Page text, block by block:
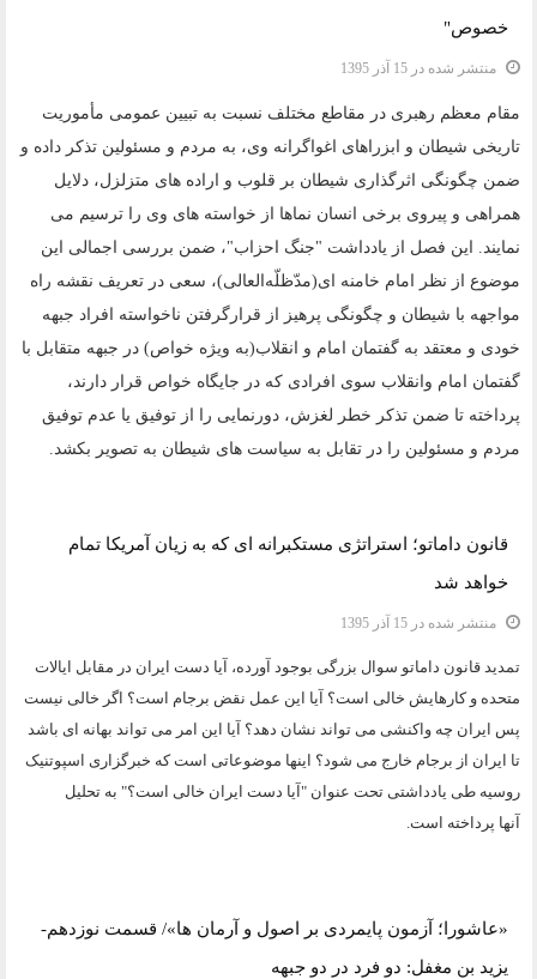
خصوص"
منتشر شده در 15 آذر 1395
مقام معظم رهبری در مقاطع مختلف نسبت به تبیین عمومی مأموریت
تاریخی شیطان و ابزراهای اغواگرانه وی، به مردم و مسئولین تذکر داده و
ضمن چگونگی اثرگذاری شیطان بر قلوب و اراده های متزلزل، دلایل
همراهی و پیروی برخی انسان نماها از خواسته های وی را ترسیم می
نمایند. این فصل از یادداشت "جنگ احزاب"، ضمن بررسی اجمالی این
موضوع از نظر امام خامنه ای(مدّظلّه‌العالی)، سعی در تعریف نقشه راه
مواجهه با شیطان و چگونگی پرهیز از قرارگرفتن ناخواسته افراد جبهه
خودی و معتقد به گفتمان امام و انقلاب(به ویژه خواص) در جبهه متقابل با
گفتمان امام وانقلاب سوی افرادی که در جایگاه خواص قرار دارند،
پرداخته تا ضمن تذکر خطر لغزش، دورنمایی را از توفیق یا عدم توفیق
مردم و مسئولین را در تقابل به سیاست های شیطان به تصویر بکشد.
دسته: یادداشت و مقاله
قانون داماتو؛ استراتژی مستکبرانه ای که به زیان آمریکا تمام
خواهد شد
منتشر شده در 15 آذر 1395
تمدید قانون داماتو سوال بزرگی بوجود آورده، آیا دست ایران در مقابل ایالات
متحده و کارهایش خالی است؟ آیا این عمل نقض برجام است؟ اگر خالی نیست
پس ایران چه واکنشی می تواند نشان دهد؟ آیا این امر می تواند بهانه ای باشد
تا ایران از برجام خارج می شود؟ اینها موضوعاتی است که خبرگزاری اسپوتنیک
روسیه طی یادداشتی تحت عنوان "آیا دست ایران خالی است؟" به تحلیل
آنها پرداخته است.
دسته: یادداشت و مقاله
«عاشورا؛ آزمون پایمردی بر اصول و آرمان ها»/ قسمت نوزدهم-
یزید بن مغفل: دو فرد در دو جبهه